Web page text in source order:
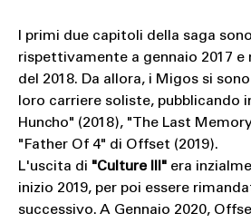
I primi due capitoli della saga
rispettivamente a gennaio 2017 e
del 2018. Da allora, i Migos si
loro carriere soliste, pubblicando
Huncho" (2018), "The Last
"Father Of 4" di Offset (2019).
L'uscita di "Culture III"era
inizio 2019, per poi essere
successivo. A Gennaio 2020,